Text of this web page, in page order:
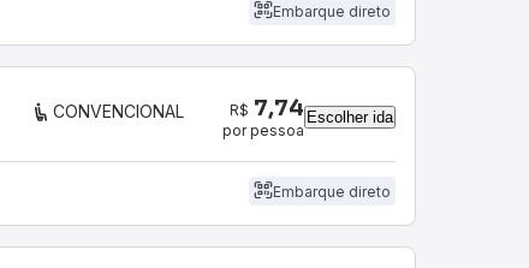
Embarque direto
CONVENCIONAL R$ 7,74
por pessoa
Escolher ida
Embarque direto